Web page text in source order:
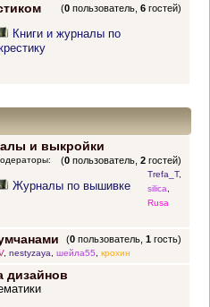
(0 пользователь,6 гостей)
Книги и журналы по
и выкройки
(0 пользователь,2 гостей)
Журналы по вышивке
Trefa_T,
silica,
Rusa
(0 пользователь,1 гость)
, nestyzaya, шейла55, крохин
дизайнов